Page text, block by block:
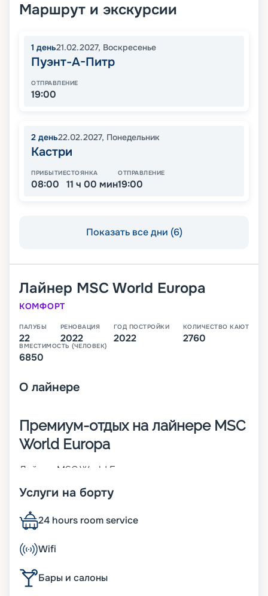
Маршрут и экскурсии
1 день21.02.2027, Воскресенье
Пуэнт-А-Питр
ОТПРАВЛЕНИЕ
19:00
2 день22.02.2027, Понедельник
Кастри
ПРИБЫТИЕ
08:00
СТОЯНКА
11 ч 00 мин
ОТПРАВЛЕНИЕ
19:00
Показать все дни (6)
Лайнер MSC World Europa
КОМФОРТ
ПАЛУБЫ
22
РЕНОВАЦИЯ
2022
ГОД ПОСТРОЙКИ
2022
КОЛИЧЕСТВО КАЮТ
2760
ВМЕСТИМОСТЬ (ЧЕЛОВЕК)
6850
О лайнере
Премиум-отдых на лайнере MSC
World Europa
Лайнер MSC World Europa – первое судно из
запланировала компания MSC Cruises. Оно было
создании использовались инновационные
разработки, которые направлены на
обеспечение комфорта пассажиров и
повышение показателей экологичности. В 2 760
850 человек. Другие особенности:
• двигатели, работающие на сжиженном
Услуги на борту
24 hours room service
Wifi
Бары и салоны